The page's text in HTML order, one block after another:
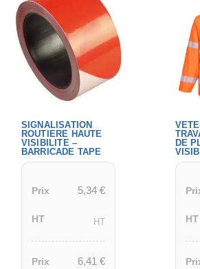
SIGNALISATION
ROUTIERE HAUTE
VISIBILITE –
BARRICADE TAPE
Prix
HT
5,34 €
HT
Prix 6,41 €
DE
HT